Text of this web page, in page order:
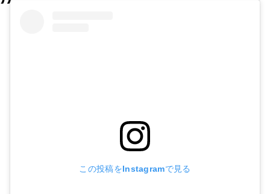
この投稿をInstagramで見る